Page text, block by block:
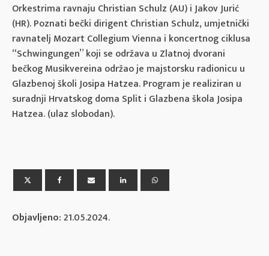
Orkestrima ravnaju Christian Schulz (AU) i Jakov Jurić
(HR). Poznati bečki dirigent Christian Schulz, umjetnički
ravnatelj Mozart Collegium Vienna i koncertnog ciklusa
“Schwingungen” koji se održava u Zlatnoj dvorani
bečkog Musikvereina održao je majstorsku radionicu u
Glazbenoj školi Josipa Hatzea. Program je realiziran u
suradnji Hrvatskog doma Split i Glazbena škola Josipa
Hatzea. (ulaz slobodan).
Objavljeno:21.05.2024.